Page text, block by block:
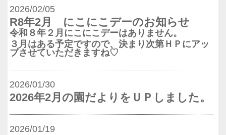
2026/02/05
R8年2月 にこにこデーのお知らせ
令和８年２月にこにこデーはありません。
３月はある予定ですので、決まり次第ＨＰにアッ
プさせていただきますね♡
2026/01/30
2026年2月の園だよりをＵＰしました。
2026/01/19